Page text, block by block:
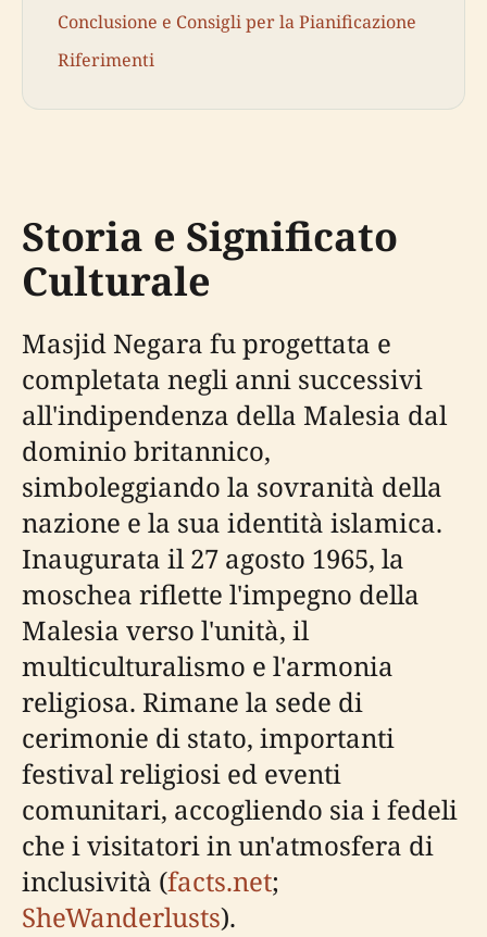
Conclusione e Consigli per la Pianificazione
Riferimenti
Storia e Significato
Culturale
Masjid Negara fu progettata e
completata negli anni successivi
all'indipendenza della Malesia dal
dominio britannico,
simboleggiando la sovranità della
nazione e la sua identità islamica.
Inaugurata il 27 agosto 1965, la
moschea riflette l'impegno della
Malesia verso l'unità, il
multiculturalismo e l'armonia
religiosa. Rimane la sede di
cerimonie di stato, importanti
festival religiosi ed eventi
comunitari, accogliendo sia i fedeli
che i visitatori in un'atmosfera di
inclusività (facts.net;
SheWanderlusts).